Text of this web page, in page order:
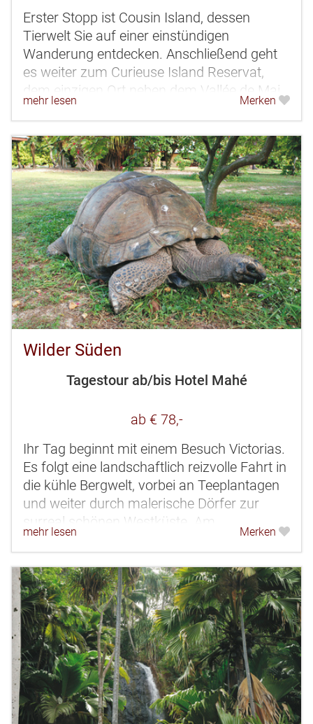
Erster Stopp ist Cousin Island, dessen
Tierwelt Sie auf einer einstündigen
Wanderung entdecken. Anschließend geht
es weiter zum Curieuse Island Reservat,
dem einzigen Ort neben dem Vallée de Mai,
an dem Coco de Mer gedeiht. Eine...
mehr lesen Merken
Wilder Süden
Tagestour ab/bis Hotel Mahé
ab € 78,-
Ihr Tag beginnt mit einem Besuch Victorias.
Es folgt eine landschaftlich reizvolle Fahrt in
die kühle Bergwelt, vorbei an Teeplantagen
und weiter durch malerische Dörfer zur
surreal schönen Westküste. Am
spektakulären Cap Lazare Nature...
mehr lesen Merken